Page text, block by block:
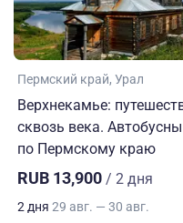
Пермский край Урал
Верхнекамье:
сквозь века.
по Пермскому краю
RUB 13,900 / 2 дня
2 дня 29 авг. — 30 авг.